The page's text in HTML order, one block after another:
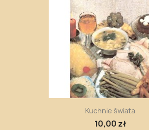
Kuchnie świata
10,00 zł